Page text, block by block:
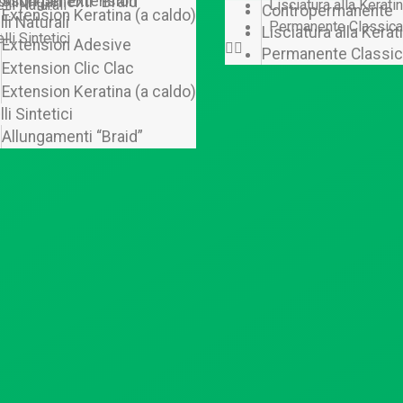
Naturali
Extension Keratina (a caldo)
Sintetici
Naturali
Extension Adesive
Extension Clic Clac
Extension Keratina (a caldo)
Sintetici
Allungamenti “Braid”
Lisciatura alla
Permanente Classica
Contropermanente
Lisciatura alla
Permanente